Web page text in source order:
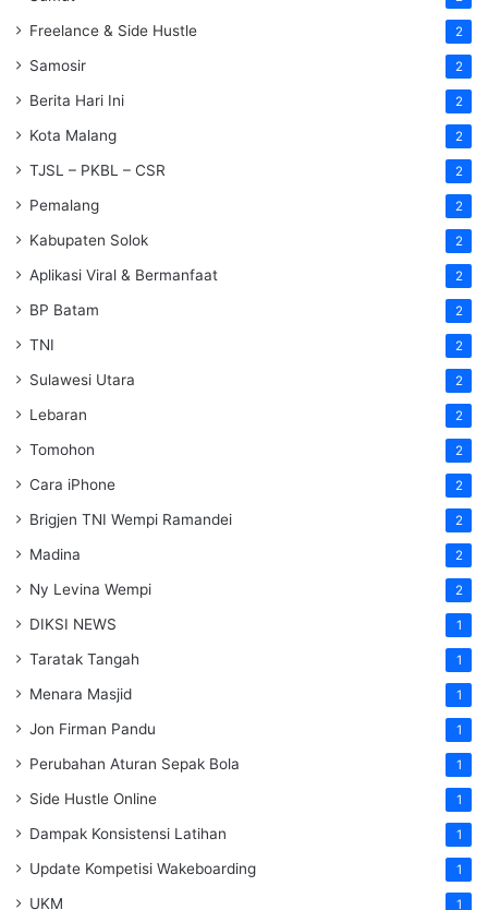
Freelance & Side Hustle 2
Samosir 2
Berita Hari Ini 2
Kota Malang 2
TJSL – PKBL – CSR 2
Pemalang 2
Kabupaten Solok 2
Aplikasi Viral & Bermanfaat 2
BP Batam 2
TNI 2
Sulawesi Utara 2
Lebaran 2
Tomohon 2
Cara iPhone 2
Brigjen TNI Wempi Ramandei 2
Madina 2
Ny Levina Wempi 2
DIKSI NEWS 1
Taratak Tangah 1
Menara Masjid 1
Jon Firman Pandu 1
Perubahan Aturan Sepak Bola 1
Side Hustle Online 1
Dampak Konsistensi Latihan 1
Update Kompetisi Wakeboarding 1
UKM 1